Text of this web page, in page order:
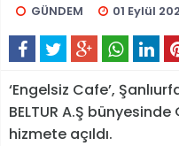
GÜNDEM 01 Eylül
‘Engelsiz Cafe’,
BELTUR A.Ş
hizmete açıldı.